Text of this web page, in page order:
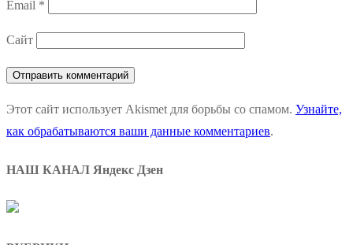
Email *
Сайт
Этот сайт использует Akismet для борьбы со спамом. Узнайте,
как обрабатываются ваши данные комментариев.
НАШ КАНАЛ Яндекс Дзен